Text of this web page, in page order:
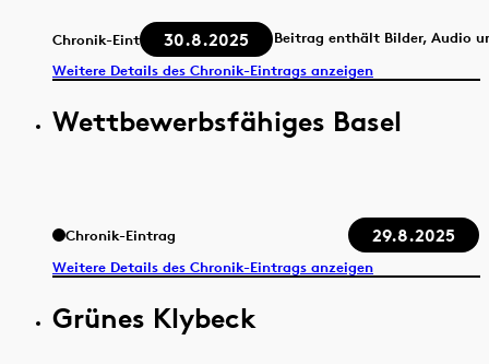
Chronik-Eintrag 30.8.2025
Beitrag enthält Bilder, Audio
Weitere Details des Chronik-Eintrags anzeigen
Wettbewerbsfähiges Basel
Chronik-Eintrag 29.8.2025
Weitere Details des Chronik-Eintrags anzeigen
Grünes Klybeck